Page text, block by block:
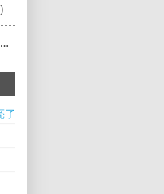
银行为什么交易不了黄金(银行为什么不回收自己卖出去的黄金)
)